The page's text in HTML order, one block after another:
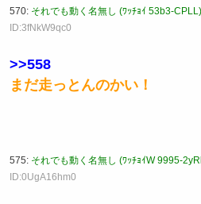
570: それでも動く名無し (ﾜｯﾁｮｲ 53b3-CPLL)
ID:3fNkW9qc0
>>558
まだ走っとんのかい！
575: それでも動く名無し (ﾜｯﾁｮｲW 9995-
ID:0UgA16hm0